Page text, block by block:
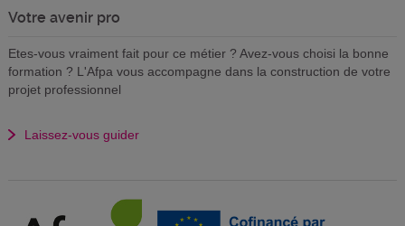
Votre avenir pro
Etes-vous vraiment fait pour ce métier ? Avez-vous choisi la bonne
formation ? L'Afpa vous accompagne dans la construction de votre
projet professionnel
Laissez-vous guider